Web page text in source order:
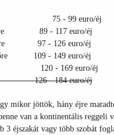
75 - 99 euro/éj
főre 89 - 117 euro/éj
főre 97 - 126 euro/éj
főre 109 - 149 euro/éj
120 - 169 euro/éj
126 - 184 euro/éj
mikor jöttök, hány éjre
van a kontinentális reggeli
éjszakát vagy több szobát